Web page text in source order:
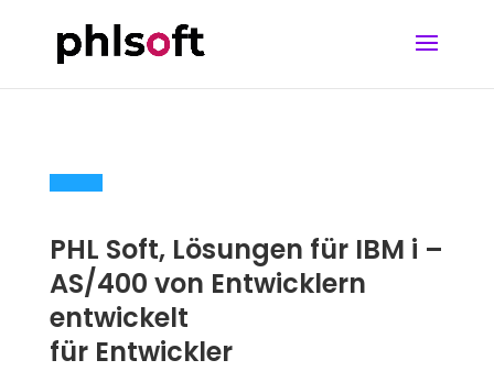
PHL Soft, Lösungen für IBM i –
AS/400 von Entwicklern
entwickelt
für Entwickler